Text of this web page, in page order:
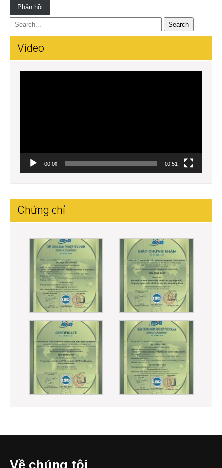
Video
00:00 00:51
Chứng chỉ
Về chúng tôi